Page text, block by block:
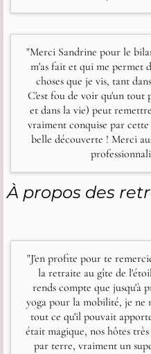
"Merci Sandrine pour le
m'as fait et qui me permet
choses que je vis, tant
C'est fou de voir qu'un tout
et dans la vie) peut
vraiment conquise par
belle découverte ! Merci
À propos des
"J'en profite pour te
la retraite au gîte de
rends compte que jusqu'à
yoga pour la mobilité, je ne
tout ce qu'il pouvait
était magique, nos hôtes
par terre, vraiment un